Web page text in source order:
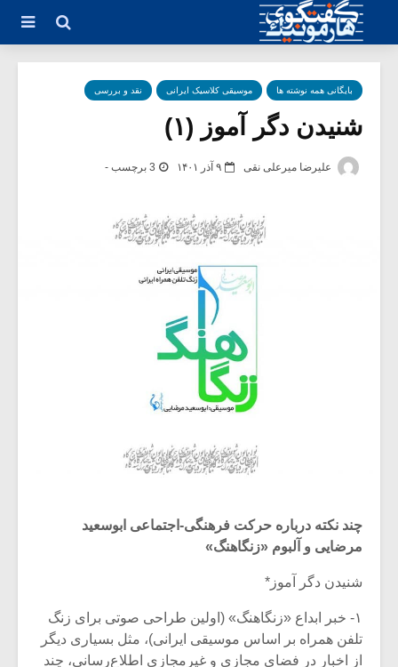
بایگانی همه نوشته ها موسیقی کلاسیک ایرانی نقد و بررسی
شنیدن دگر آموز (۱)
علیرضا میرعلی نقی ۹ آذر ۱۴۰۱ 3 برچسب -
چند نکته درباره حرکت فرهنگی-اجتماعی ابوسعید
مرضایی و آلبوم «زنگاهنگ»
شنیدن دگر آموز*
۱- خبر ابداع «زنگاهنگ» (اولین طراحی صوتی برای زنگ
تلفن همراه بر اساس موسیقی ایرانی)، مثل بسیاری دیگر
از اخبار در فضای مجازی و غیرمجازی اطلاع‌رسانی، چند